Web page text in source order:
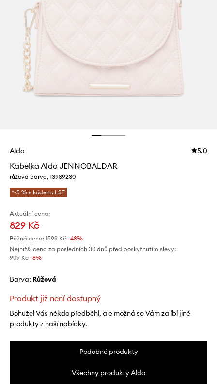
Aldo 5.0
Kabelka Aldo JENNOBALDAR
růžová barva, 13989230
*-5 % s kódem: LST
Aktuální cena:
829 Kč
Běžná cena: 1599 Kč -48%
Nejnižší cena za posledních 30 dnů před poskytnutím slevy:
909 Kč -8%
Barva: růžová
Produkt již není dostupný
Bohužel Vás někdo předběhl, ale možná se Vám zalíbí jiné
produkty z naší nabídky.
Podobné produkty
Všechny produkty Aldo